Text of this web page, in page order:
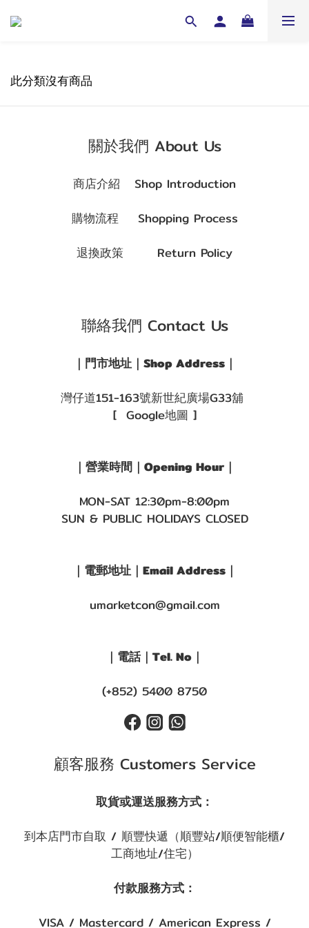
此分類沒有商品
關於我們 About Us
商店介紹 Shop Introduction
購物流程 Shopping Process
退換政策 Return Policy
聯絡我們 Contact Us
｜門市地址｜Shop Address｜
灣仔道151-163號新世紀廣場G33舖
[ Google地圖 ]
｜營業時間｜Opening Hour｜
MON-SAT 12:30pm-8:00pm
SUN & PUBLIC HOLIDAYS CLOSED
｜電郵地址｜Email Address｜
umarketcon@gmail.com
｜電話｜Tel. No｜
(+852) 5400 8750
顧客服務 Customers Service
取貨或運送服務方式：
到本店門市自取 / 順豐快遞（順豐站/順便智能櫃/
工商地址/住宅）
付款服務方式：
VISA / Mastercard / American Express /